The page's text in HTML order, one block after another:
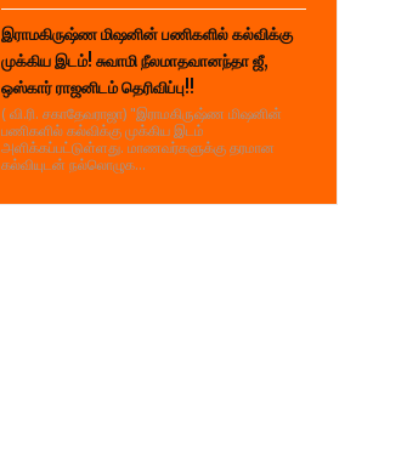
இராமகிருஷ்ண மிஷனின் பணிகளில் கல்விக்கு
முக்கிய இடம்! சுவாமி நீலமாதவானந்தா ஜீ,
ஒஸ்கார் ராஜனிடம் தெரிவிப்பு!!
( வி.ரி. சகாதேவராஜா) "இராமகிருஷ்ண மிஷனின்
பணிகளில் கல்விக்கு முக்கிய இடம்
அளிக்கப்பட்டுள்ளது. மாணவர்களுக்கு தரமான
கல்வியுடன் நல்லொழுக...